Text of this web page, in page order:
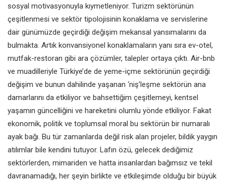
sosyal motivasyonuyla kıymetleniyor. Turizm sektörünün
çeşitlenmesi ve sektör tipolojisinin konaklama ve servislerine
dair günümüzde geçirdiği değişim mekansal yansımalarını da
bulmakta. Artık konvansiyonel konaklamaların yanı sıra ev-otel,
mutfak-restoran gibi ara çözümler, talepler ortaya çıktı. Air-bnb
ve muadilleriyle Türkiye’de de yeme-içme sektörünün geçirdiği
değişim ve bunun dahilinde yaşanan ‘niş’leşme sektörün ana
damarlarını da etkiliyor ve bahsettiğim çeşitlemeyi, kentsel
yaşamın güncelliğini ve hareketini olumlu yönde etkiliyor. Fakat
ekonomik, politik ve toplumsal moral bu sektörün bir numaralı
ayak bağı. Bu tür zamanlarda değil risk alan projeler, bildik yaygın
atılımlar bile kendini tutuyor. Lafın özü, gelecek dediğimiz
sektörlerden, mimariden ve hatta insanlardan bağımsız ve tekil
davranamadığı, her şeyin birlikte ve etkileşimde olduğu bir büyük